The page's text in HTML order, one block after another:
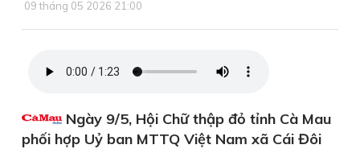
09 tháng 05 2026 21:00
Ngày 9/5, Hội Chữ thập đỏ tỉnh Cà Mau
phối hợp Uỷ ban MTTQ Việt Nam xã Cái Đôi